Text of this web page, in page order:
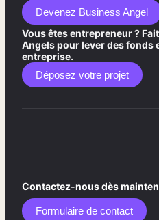
Devenez Business Angel
Vous êtes entrepreneur ?
Angels pour lever des fonds
entreprise.
Déposez votre projet
Contactez-nous dès
Formulaire de contact​